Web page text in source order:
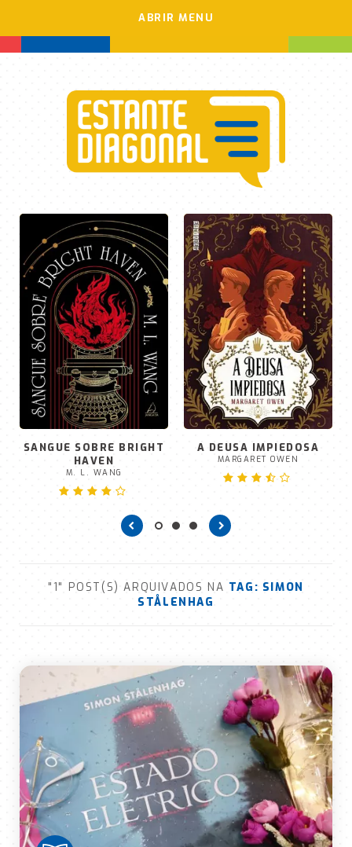
ABRIR MENU
SANGUE SOBRE BRIGHT
HAVEN
M. L. WANG
A DEUSA IMPIEDOSA
MARGARET OWEN
"1" POST(S) ARQUIVADOS NA TAG: SIMON
STÅLENHAG